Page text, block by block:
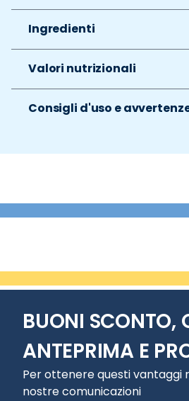
Ingredienti
Valori nutrizionali
Consigli d'uso e
BUONI SCONTO,
ANTEPRIMA E
Per ottenere questi vantaggi
nostre comunicazioni